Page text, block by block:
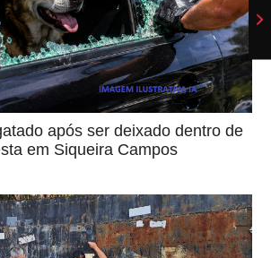
após ser deixado dentro de
em Siqueira Campos